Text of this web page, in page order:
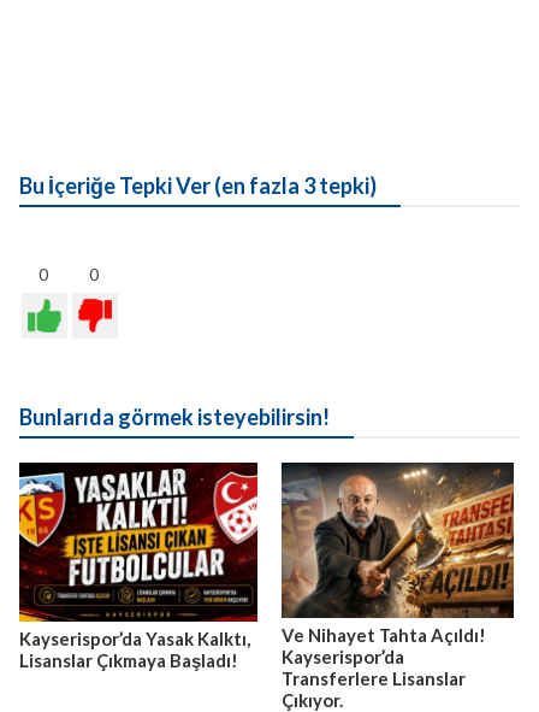
Bu İçeriğe Tepki Ver (en fazla 3 tepki)
0 0
Bunlarıda görmek isteyebilirsin!
Kayserispor’da Yasak Kalktı,
Lisanslar Çıkmaya Başladı!
Ve Nihayet Tahta Açıldı!
Kayserispor’da
Transferlere Lisanslar
Çıkıyor.